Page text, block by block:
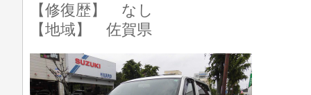
【修復歴】 なし
【地域】 佐賀県